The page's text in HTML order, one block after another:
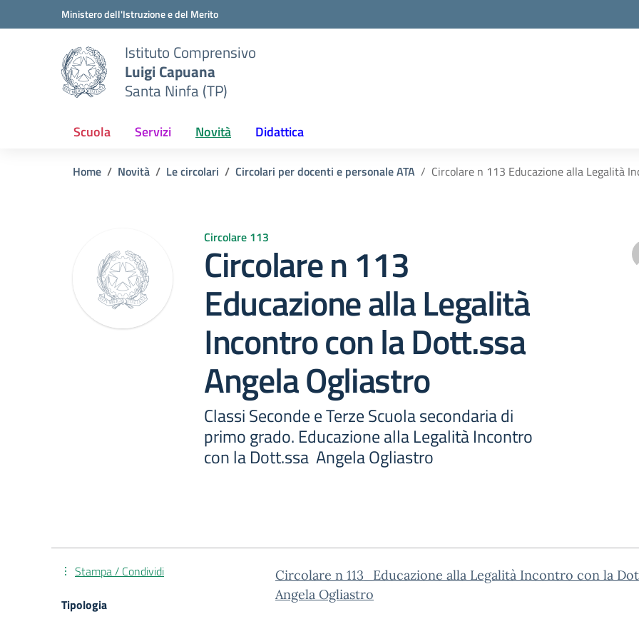
Vai ai contenuti
Vai al menu di navigazioneMinistero dell'Istruzione e del Merito
Istituto Comprensivo
Luigi Capuana
Santa Ninfa (TP)
Scuola Servizi Novità Didattica
Home Novità Le circolari Circolari per docenti e personale ATA Circolare n 113 Educazione alla Legalità
Circolare 113
Circolare n 113
Educazione alla Legalità
Incontro con la Dott.ssa
Angela Ogliastro
Classi Seconde e Terze Scuola secondaria di
primo grado. Educazione alla Legalità Incontro
con la Dott.ssa Angela Ogliastro
Circolare n 113_Educazione alla Legalità Incontro con la
Angela Ogliastro
Stampa / Condividi
Tipologia